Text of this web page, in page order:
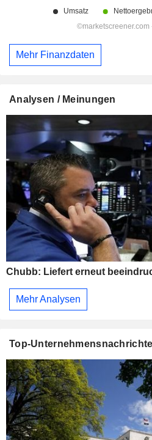
Mehr Finanzdaten
Analysen / Meinungen
Chubb: Liefert erneut
Mehr Analysen
Top-